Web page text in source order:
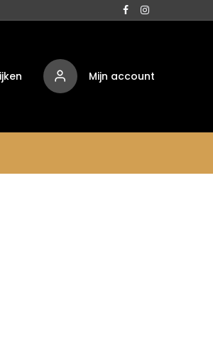
Mijn account